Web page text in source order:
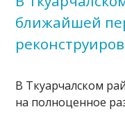
ближайшей
В Ткуарчалском
на полноценное